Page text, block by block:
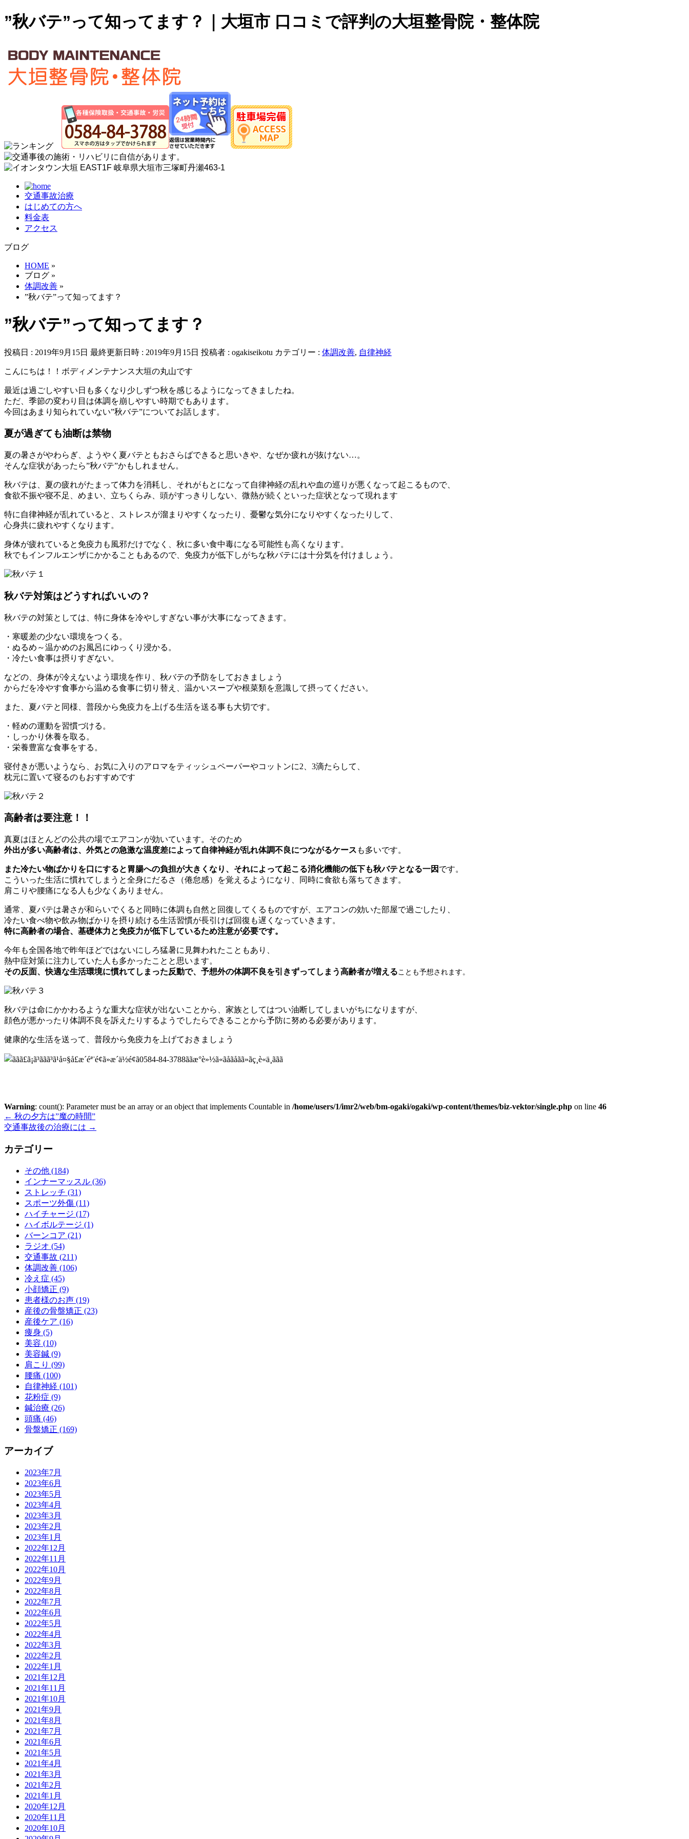
”秋バテ”って知ってます？｜大垣市 口コミで評判の大垣整骨院・整体院
交通事故治療
はじめての方へ
料金表
アクセス
ブログ
HOME »
ブログ »
体調改善 »
”秋バテ”って知ってます？
”秋バテ”って知ってます？
投稿日 : 2019年9月15日 最終更新日時 : 2019年9月15日 投稿者 : ogakiseikotu カテゴリー : 体調改善, 自律神経
こんにちは！！ボディメンテナンス大垣の丸山です
最近は過ごしやすい日も多くなり少しずつ秋を感じるようになってきましたね。
ただ、季節の変わり目は体調を崩しやすい時期でもあります。
今回はあまり知られていない”秋バテ”についてお話します。
夏が過ぎても油断は禁物
夏の暑さがやわらぎ、ようやく夏バテともおさらばできると思いきや、なぜか疲れが抜けない…。
そんな症状があったら”秋バテ”かもしれません。
秋バテは、夏の疲れがたまって体力を消耗し、それがもとになって自律神経の乱れや血の巡りが悪くなって起こるもので、
食欲不振や寝不足、めまい、立ちくらみ、頭がすっきりしない、微熱が続くといった症状となって現れます
特に自律神経が乱れていると、ストレスが溜まりやすくなったり、憂鬱な気分になりやすくなったりして、
心身共に疲れやすくなります。
身体が疲れていると免疫力も風邪だけでなく、秋に多い食中毒になる可能性も高くなります。
秋でもインフルエンザにかかることもあるので、免疫力が低下しがちな秋バテには十分気を付けましょう。
秋バテ対策はどうすればいいの？
秋バテの対策としては、特に身体を冷やしすぎない事が大事になってきます。
・寒暖差の少ない環境をつくる。
・ぬるめ～温かめのお風呂にゆっくり浸かる。
・冷たい食事は摂りすぎない。
などの、身体が冷えないよう環境を作り、秋バテの予防をしておきましょう
からだを冷やす食事から温める食事に切り替え、温かいスープや根菜類を意識して摂ってください。
また、夏バテと同様、普段から免疫力を上げる生活を送る事も大切です。
・軽めの運動を習慣づける。
・しっかり休養を取る。
・栄養豊富な食事をする。
寝付きが悪いようなら、お気に入りのアロマをティッシュペーパーやコットンに2、3滴たらして、
枕元に置いて寝るのもおすすめです
高齢者は要注意！！
真夏はほとんどの公共の場でエアコンが効いています。そのため
外出が多い高齢者は、外気との急激な温度差によって自律神経が乱れ体調不良につながるケース も多いです。
また冷たい物ばかりを口にすると胃腸への負担が大きくなり、それによって起こる消化機能の低下も秋バテとなる一因 です。
こういった生活に慣れてしまうと全身にだるさ（倦怠感）を覚えるようになり、同時に食欲も落ちてきます。
肩こりや腰痛になる人も少なくありません。
通常、夏バテは暑さが和らいでくると同時に体調も自然と回復してくるものですが、エアコンの効いた部屋で過ごしたり、
冷たい食べ物や飲み物ばかりを摂り続ける生活習慣が長引けば回復も遅くなっていきます。
特に高齢者の場合、基礎体力と免疫力が低下しているため注意が必要です。
今年も全国各地で昨年ほどではないにしろ猛暑に見舞われたこともあり、
熱中症対策に注力していた人も多かったことと思います。
その反面、快適な生活環境に慣れてしまった反動で、予想外の体調不良を引きずってしまう高齢者が増えることも予想されます。
秋バテは命にかかわるような重大な症状が出ないことから、家族としてはつい油断してしまいがちになりますが、
顔色が悪かったり体調不良を訴えたりするようでしたらできることから予防に努める必要があります。
健康的な生活を送って、普段から免疫力を上げておきましょう
Warning: count(): Parameter must be an array or an object that implements Countable in /home/users/1/imr2/web/bm-ogaki/ogaki/wp-content/themes/biz-vektor/single.php on line 46
← 秋の夕方は”魔の時間”
交通事故後の治療には →
カテゴリー
その他 (184)
インナーマッスル (36)
ストレッチ (31)
スポーツ外傷 (11)
ハイチャージ (17)
ハイボルテージ (1)
バーンコア (21)
ラジオ (54)
交通事故 (211)
体調改善 (106)
冷え症 (45)
小顔矯正 (9)
患者様のお声 (19)
産後の骨盤矯正 (23)
産後ケア (16)
痩身 (5)
美容 (10)
美容鍼 (9)
肩こり (99)
腰痛 (100)
自律神経 (101)
花粉症 (9)
鍼治療 (26)
頭痛 (46)
骨盤矯正 (169)
アーカイブ
2023年7月
2023年6月
2023年5月
2023年4月
2023年3月
2023年2月
2023年1月
2022年12月
2022年11月
2022年10月
2022年9月
2022年8月
2022年7月
2022年6月
2022年5月
2022年4月
2022年3月
2022年2月
2022年1月
2021年12月
2021年11月
2021年10月
2021年9月
2021年8月
2021年7月
2021年6月
2021年5月
2021年4月
2021年3月
2021年2月
2021年1月
2020年12月
2020年11月
2020年10月